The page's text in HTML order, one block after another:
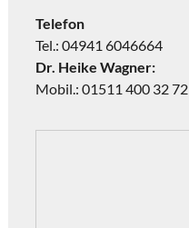
Telefon
Tel.: 04941 6046664
Dr. Heike Wagner:
Mobil.: 01511 400 32 72